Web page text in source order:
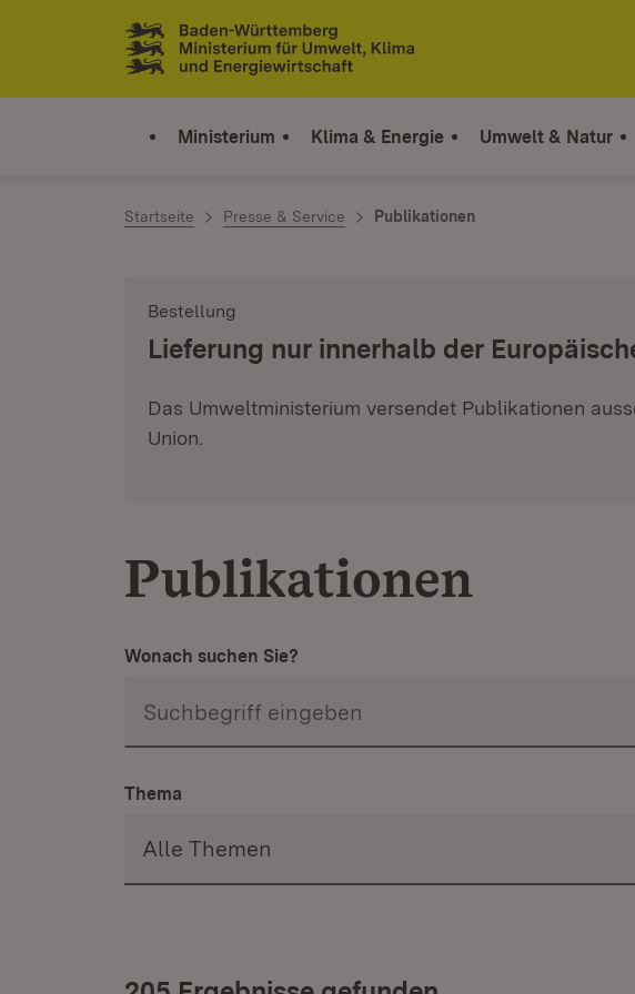
Zum Inhalt springen
Link zur Startseite
Ministerium Klima & Energie Umwelt & Natur
Startseite Presse & Service Publikationen
Bestellung
Lieferung nur innerhalb der
Das Umweltministerium versendet Publikationen
Union.
Publikationen
Wonach suchen Sie?
Thema